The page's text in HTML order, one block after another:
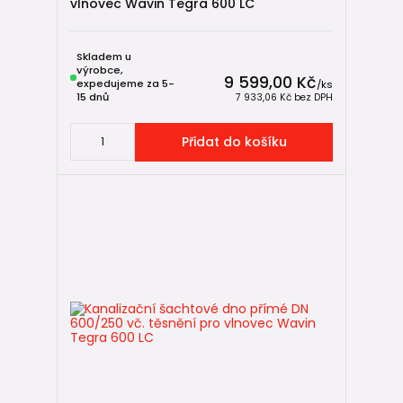
vlnovec Wavin Tegra 600 LC
9 599,00 Kč/ks
7 933,06 Kč bez DPH
Skladem u
výrobce,
expedujeme za 5-
15 dnů
Přidat do košíku